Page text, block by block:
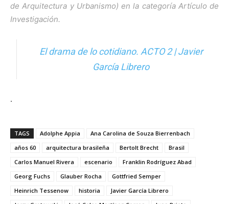
de Arquitectura y Urbanismo) en la categoría Artículo de
Investigación.
El drama de lo cotidiano. ACTO 2 | Javier
García Librero
.
TAGS Adolphe Appia
Ana Carolina de Souza Bierrenbach
años 60
arquitectura brasileña Bertolt Brecht
Brasil
Carlos Manuel Rivera
escenario
Franklin Rodríguez Abad
Georg Fuchs
Glauber Rocha
Gottfried Semper
Heinrich Tessenow
historia
Javier García Librero